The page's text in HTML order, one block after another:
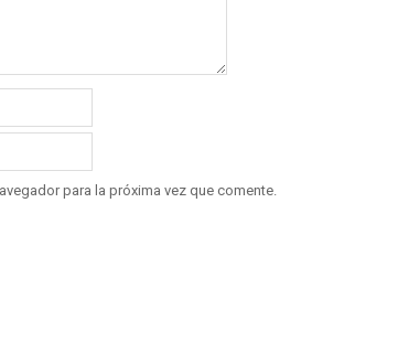
para la próxima vez que comente.